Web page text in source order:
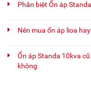
Phân biệt Ổn áp
Nên mua ổn áp lioa
Ổn áp Standa 10kva
không